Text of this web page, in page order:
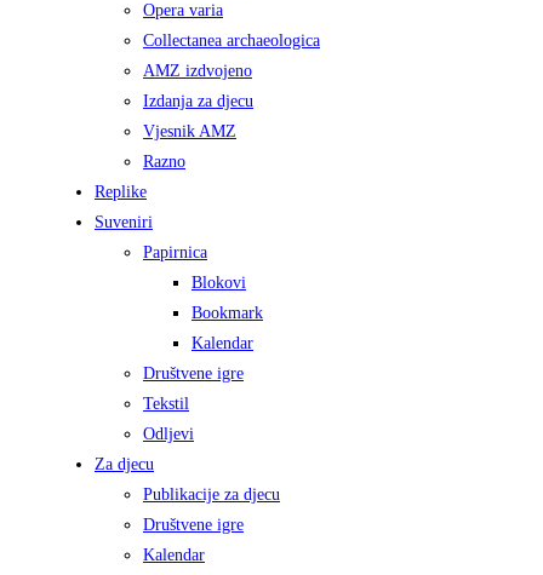
Opera varia
Collectanea archaeologica
AMZ izdvojeno
Izdanja za djecu
Vjesnik AMZ
Razno
Replike
Suveniri
Papirnica
Blokovi
Bookmark
Kalendar
Društvene igre
Tekstil
Odljevi
Za djecu
Publikacije za djecu
Društvene igre
Kalendar